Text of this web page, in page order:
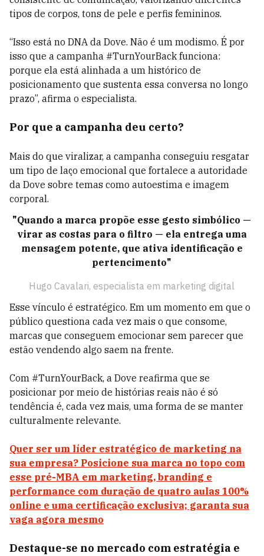
tipos de corpos, tons de pele e perfis femininos.
“Isso está no DNA da Dove. Não é um modismo. É por
isso que a campanha #TurnYourBack funciona:
porque ela está alinhada a um histórico de
posicionamento que sustenta essa conversa no longo
prazo”, afirma o especialista.
Por que a campanha deu certo?
Mais do que viralizar, a campanha conseguiu resgatar
um tipo de laço emocional que fortalece a autoridade
da Dove sobre temas como autoestima e imagem
corporal.
"Quando a marca propõe esse gesto simbólico —
virar as costas para o filtro — ela entrega uma
mensagem potente, que ativa identificação e
pertencimento"
Hugo Cavalari, especialista em marketing digital
Esse vínculo é estratégico. Em um momento em que o
público questiona cada vez mais o que consome,
marcas que conseguem emocionar sem parecer que
estão vendendo algo saem na frente.
Com #TurnYourBack, a Dove reafirma que se
posicionar por meio de histórias reais não é só
tendência é, cada vez mais, uma forma de se manter
culturalmente relevante.
Quer ser um líder estratégico de marketing na
sua empresa? Posicione sua marca no topo com
esse pré-MBA em marketing, branding e
performance com duração de quatro aulas 100%
online e uma certificação exclusiva; garanta sua
vaga agora mesmo
Destaque-se no mercado com estratégia e